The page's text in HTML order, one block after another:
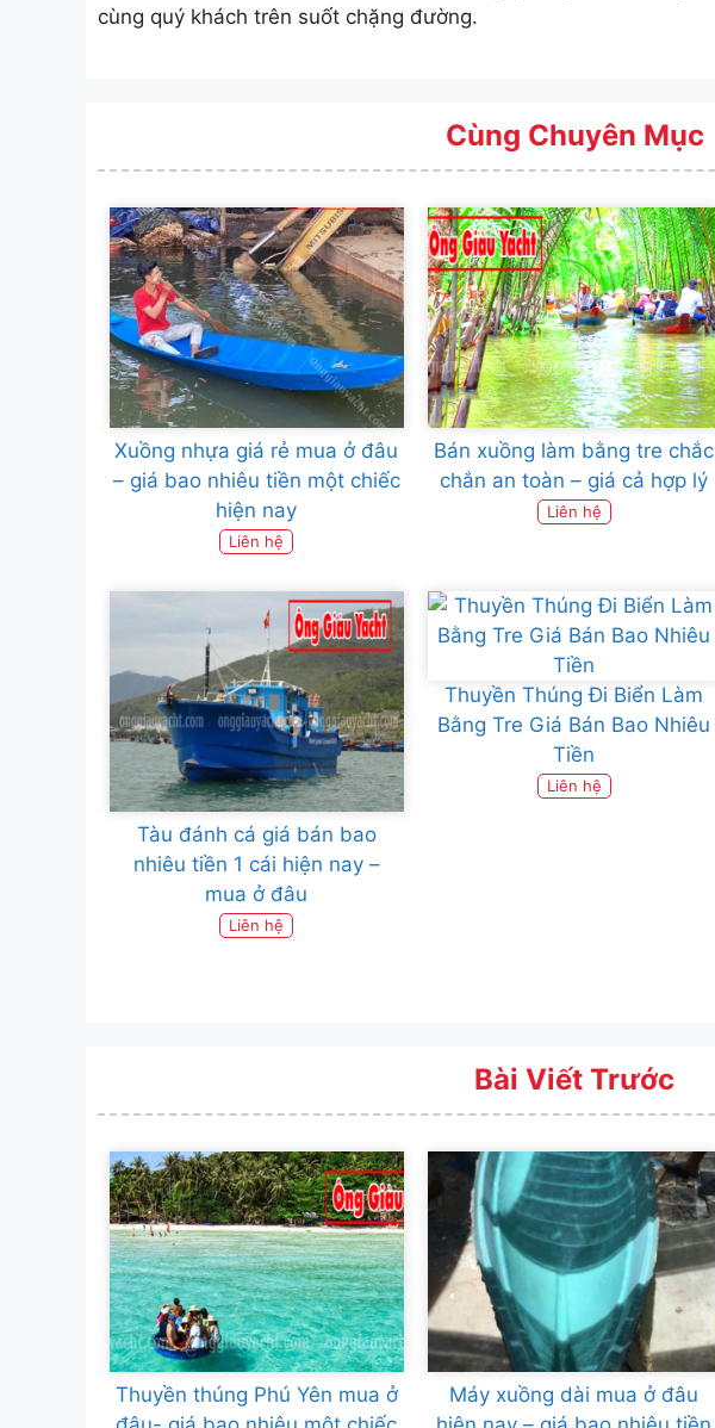
cùng quý khách trên suốt chặng đường.
Cùng Chuyên Mục
Xuồng nhựa giá rẻ mua ở đâu
– giá bao nhiêu tiền một chiếc
hiện nay
Liên hệ
Bán xuồng làm bằng tre chắc
chắn an toàn – giá cả hợp lý
Liên hệ
Tàu đánh cá giá bán bao
nhiêu tiền 1 cái hiện nay –
mua ở đâu
Liên hệ
Thuyền Thúng Đi Biển Làm
Bằng Tre Giá Bán Bao Nhiêu
Tiền
Liên hệ
Bài Viết Trước
Thuyền thúng Phú Yên mua ở
Máy xuồng dài mua ở đâu